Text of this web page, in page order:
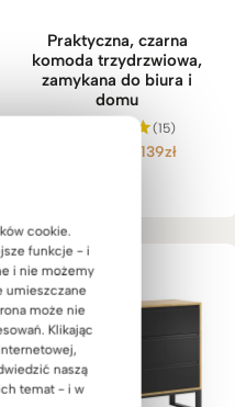
cookie.
funkcje - i
i nie możemy
umieszczane
może nie
Klikając
naszą
temat - i w
Praktyczna, czarna
komoda trzydrzwiowa,
zamykana do biura i
domu
Oceniono
(15)
2.139złZakres